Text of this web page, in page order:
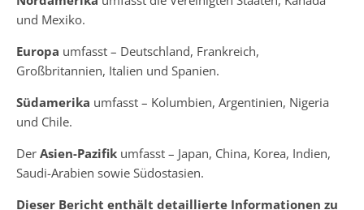
und Mexiko.
Europa umfasst – Deutschland, Frankreich,
Großbritannien, Italien und Spanien.
Südamerika umfasst – Kolumbien, Argentinien, Nigeria
und Chile.
Der Asien-Pazifik umfasst – Japan, China, Korea, Indien,
Saudi-Arabien sowie Südostasien.
Dieser Bericht enthält detaillierte Informationen zu